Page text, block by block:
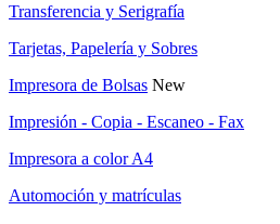
Transferencia y Serigrafía
Tarjetas, Papelería y Sobres
Impresora de Bolsas New
Impresión - Copia - Escaneo - Fax
Impresora a color A4
Automoción y matrículas